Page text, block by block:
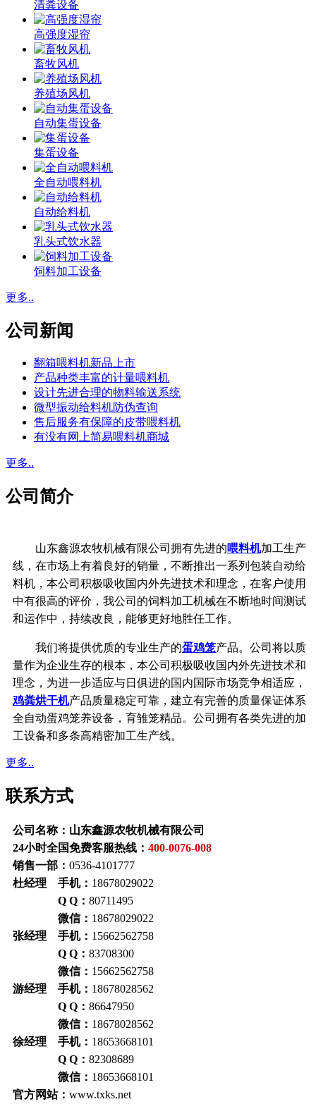
清粪设备
高强度湿帘
畜牧风机
养殖场风机
自动集蛋设备
集蛋设备
全自动喂料机
自动给料机
乳头式饮水器
饲料加工设备
更多..
公司新闻
翻箱喂料机新品上市
产品种类丰富的计量喂料机
设计先进合理的物料输送系统
微型振动给料机防伪查询
售后服务有保障的皮带喂料机
有没有网上简易喂料机商城
更多..
公司简介
山东鑫源农牧机械有限公司拥有先进的喂料机加工生产
线，在市场上有着良好的销量，不断推出一系列包装自动给
料机，本公司积极吸收国内外先进技术和理念，在客户使用
中有很高的评价，我公司的饲料加工机械在不断地时间测试
和运作中，持续改良，能够更好地胜任工作。
我们将提供优质的专业生产的蛋鸡笼产品。公司将以质
量作为企业生存的根本， 本公司积极吸收国内外先进技术和
理念， 为进一步适应与日俱进的国内国际市场竞争相适应，
鸡粪烘干机产品质量稳定可靠， 建立有完善的质量保证体系
全自动蛋鸡笼养设备，育雏笼精品。公司拥有各类先进的加
工设备和多条高精密加工生产线。
更多..
联系方式
公司名称：山东鑫源农牧机械有限公司
24小时全国免费客服热线： 400-0076-008
销售一部： 0536-4101777
杜经理 手机： 18678029022
Q Q： 80711495
微信： 18678029022
张经理 手机： 15662562758
Q Q： 83708300
微信： 15662562758
游经理 手机： 18678028562
Q Q： 86647950
微信： 18678028562
徐经理 手机： 18653668101
Q Q： 82308689
微信： 18653668101
官方网站： www.txks.net